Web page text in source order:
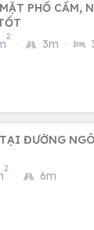
PHỐ CẤM,
2
· 3m ·
ĐƯỜNG
2
· 6m